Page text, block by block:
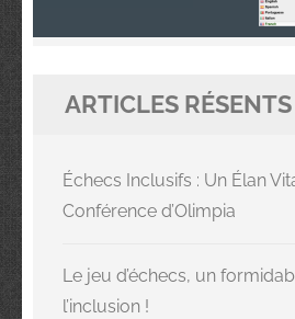
ARTICLES RÉSENTS
Échecs Inclusifs : Un Élan
Conférence d’Olimpia
Le jeu d’échecs, un
l’inclusion !